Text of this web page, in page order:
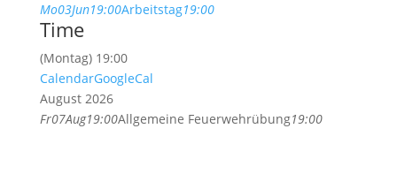
Mo03Jun19:00Arbeitstag19:00
Time
(Montag) 19:00
CalendarGoogleCal
August 2026
Fr07Aug19:00Allgemeine Feuerwehrübung19:00